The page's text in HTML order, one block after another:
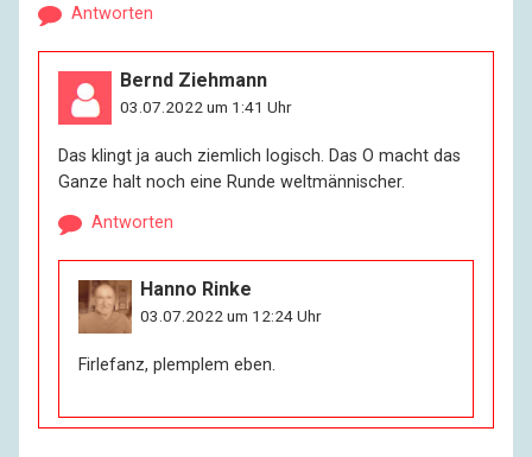
Antworten
Bernd Ziehmann
03.07.2022 um 1:41 Uhr
Das klingt ja auch ziemlich logisch. Das O macht das
Ganze halt noch eine Runde weltmännischer.
Antworten
Hanno Rinke
03.07.2022 um 12:24 Uhr
Firlefanz, plemplem eben.